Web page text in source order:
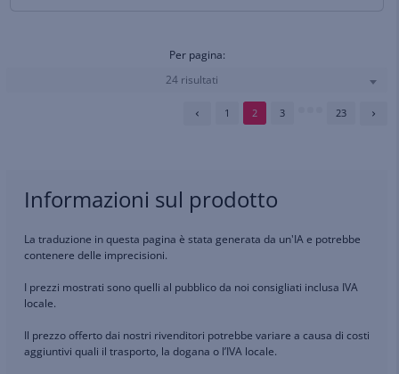
Per pagina:
24 risultati
1 2 3 23
Informazioni sul prodotto
La traduzione in questa pagina è stata generata da un'IA e potrebbe
contenere delle imprecisioni.
I prezzi mostrati sono quelli al pubblico da noi consigliati inclusa IVA
locale.
Il prezzo offerto dai nostri rivenditori potrebbe variare a causa di costi
aggiuntivi quali il trasporto, la dogana o l’IVA locale.